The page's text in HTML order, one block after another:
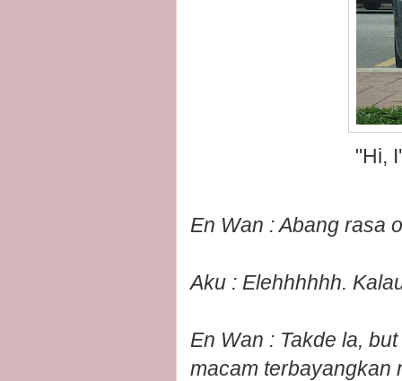
"Hi,
En Wan : Abang rasa
Aku : Elehhhhhh.
En Wan : Takde la,
macam terbayangkan